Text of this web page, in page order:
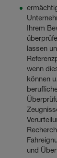
Ihrem
lassen
wenn
können
und